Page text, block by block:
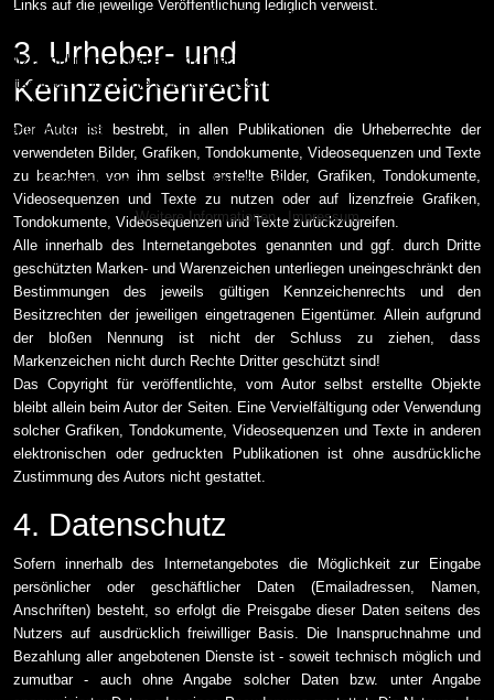
Links auf die jeweilige Veröffentlichung lediglich verweist.
3. Urheber- und
Kennzeichenrecht
Der Autor ist bestrebt, in allen Publikationen die Urheberrechte der
verwendeten Bilder, Grafiken, Tondokumente, Videosequenzen und Texte
zu beachten, von ihm selbst erstellte Bilder, Grafiken, Tondokumente,
Videosequenzen und Texte zu nutzen oder auf lizenzfreie Grafiken,
Tondokumente, Videosequenzen und Texte zurückzugreifen.
Alle innerhalb des Internetangebotes genannten und ggf. durch Dritte
geschützten Marken- und Warenzeichen unterliegen uneingeschränkt den
Bestimmungen des jeweils gültigen Kennzeichenrechts und den
Besitzrechten der jeweiligen eingetragenen Eigentümer. Allein aufgrund
der bloßen Nennung ist nicht der Schluss zu ziehen, dass
Markenzeichen nicht durch Rechte Dritter geschützt sind!
Das Copyright für veröffentlichte, vom Autor selbst erstellte Objekte
bleibt allein beim Autor der Seiten. Eine Vervielfältigung oder Verwendung
solcher Grafiken, Tondokumente, Videosequenzen und Texte in anderen
elektronischen oder gedruckten Publikationen ist ohne ausdrückliche
Zustimmung des Autors nicht gestattet.
4. Datenschutz
Sofern innerhalb des Internetangebotes die Möglichkeit zur Eingabe
persönlicher oder geschäftlicher Daten (Emailadressen, Namen,
Anschriften) besteht, so erfolgt die Preisgabe dieser Daten seitens des
Nutzers auf ausdrücklich freiwilliger Basis. Die Inanspruchnahme und
Bezahlung aller angebotenen Dienste ist - soweit technisch möglich und
zumutbar - auch ohne Angabe solcher Daten bzw. unter Angabe
Wir nutzen Cookies auf unserer Website. Einige von ihnen sind essenziell für
den Betrieb der Seite, während andere uns helfen, diese Website und die
Nutzererfahrung zu verbessern (Tracking Cookies). Sie können selbst
entscheiden, ob Sie die Cookies zulassen möchten. Bitte beachten Sie, dass
bei einer Ablehnung womöglich nicht mehr alle Funktionalitäten der Seite zur
Verfügung stehen.
Akzeptieren Ablehnen
Weitere Informationen|Impressum